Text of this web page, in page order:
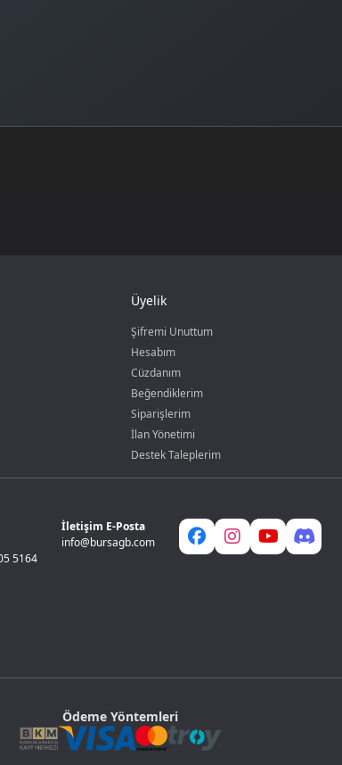
Üyelik
Şifremi Unuttum
Hesabım
Cüzdanım
Beğendiklerim
Siparişlerim
İlan Yönetimi
Destek Taleplerim
5164
İletişim E-Posta
info@bursagb.com
Ödeme Yöntemleri